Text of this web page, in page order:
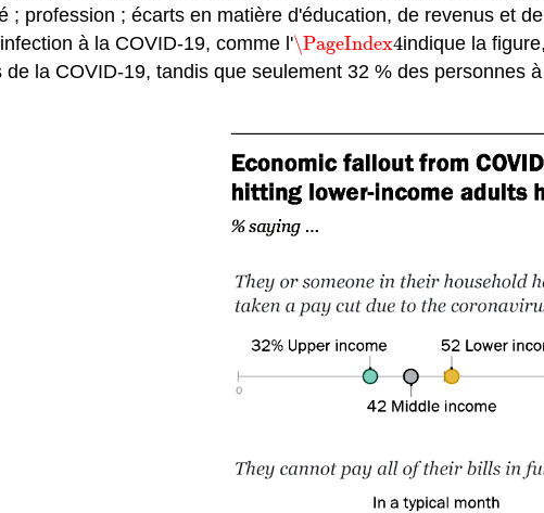
; profession ; écarts en matière d'éducation, de revenus et
à la COVID-19, comme l'\PageIndex4
\PageIndex4indique la
la COVID-19, tandis que seulement 32 % des personnes